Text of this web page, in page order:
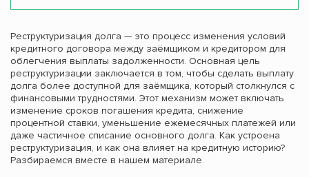
Реструктуризация долга — это процесс изменения условий
кредитного договора между заёмщиком и кредитором для
облегчения выплаты задолженности. Основная цель
реструктуризации заключается в том, чтобы сделать выплату
долга более доступной для заёмщика, который столкнулся с
финансовыми трудностями. Этот механизм может включать
изменение сроков погашения кредита, снижение
процентной ставки, уменьшение ежемесячных платежей или
даже частичное списание основного долга. Как устроена
реструктуризация, и как она влияет на кредитную историю?
Разбираемся вместе в нашем материале.